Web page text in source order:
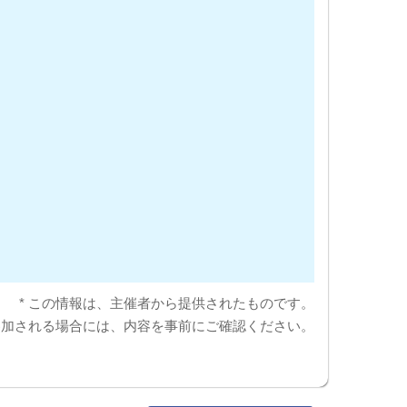
* この情報は、主催者から提供されたものです。
される場合には、内容を事前にご確認ください。